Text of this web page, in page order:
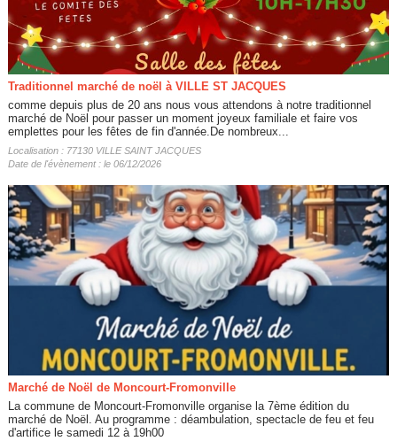
Traditionnel marché de noël à VILLE ST JACQUES
comme depuis plus de 20 ans nous vous attendons à notre traditionnel
marché de Noël pour passer un moment joyeux familiale et faire vos
emplettes pour les fêtes de fin d'année.De nombreux...
Localisation : 77130 VILLE SAINT JACQUES
Date de l'évènement : le 06/12/2026
Marché de Noël de Moncourt-Fromonville
La commune de Moncourt-Fromonville organise la 7ème édition du
marché de Noël. Au programme : déambulation, spectacle de feu et feu
d'artifice le samedi 12 à 19h00